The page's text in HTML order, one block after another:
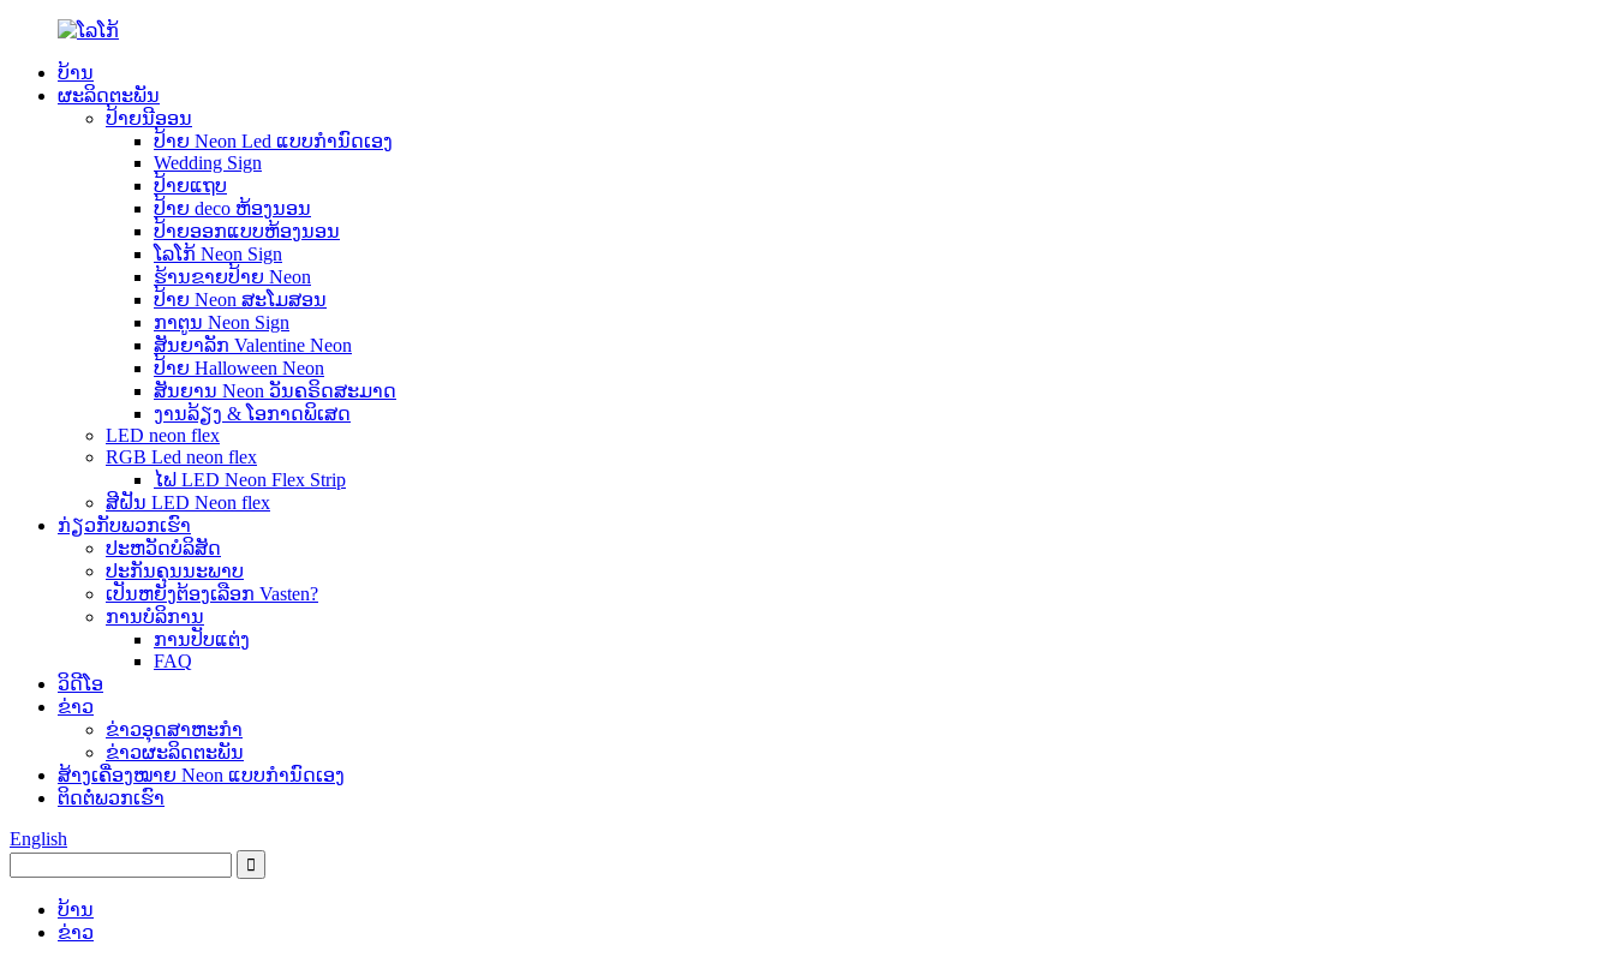
ບ້ານ
ຜະລິດຕະພັນ
ປ້າຍນີອອນ
ປ້າຍ Neon Led ແບບກຳນົດເອງ
Wedding Sign
ປ້າຍແຖບ
ປ້າຍ deco ຫ້ອງນອນ
ປ້າຍອອກແບບຫ້ອງນອນ
ໂລໂກ້ Neon Sign
ຮ້ານຂາຍປ້າຍ Neon
ປ້າຍ Neon ສະໂມສອນ
ກາຕູນ Neon Sign
ສັນຍາລັກ Valentine Neon
ປ້າຍ Halloween Neon
ສັນ​ຍານ Neon ວັນ​ຄຣິດ​ສະ​ມາດ​
ງານລ້ຽງ & ໂອກາດພິເສດ
LED neon flex
RGB Led neon flex
ໄຟ LED Neon Flex Strip
ສີຝັນ LED Neon flex
ກ່ຽວ​ກັບ​ພວກ​ເຮົາ
ປະ​ຫວັດ​ບໍ​ລິ​ສັດ
ປະ​ກັນ​ຄຸນ​ນະ​ພາບ
ເປັນຫຍັງຕ້ອງເລືອກ Vasten?
ການບໍລິການ
ການປັບແຕ່ງ
FAQ
ວິດີໂອ
ຂ່າວ
ຂ່າວອຸດສາຫະກໍາ
ຂ່າວຜະລິດຕະພັນ
ສ້າງເຄື່ອງໝາຍ Neon ແບບກຳນົດເອງ
ຕິດ​ຕໍ່​ພວກ​ເຮົາ
English
ບ້ານ
ຂ່າວ